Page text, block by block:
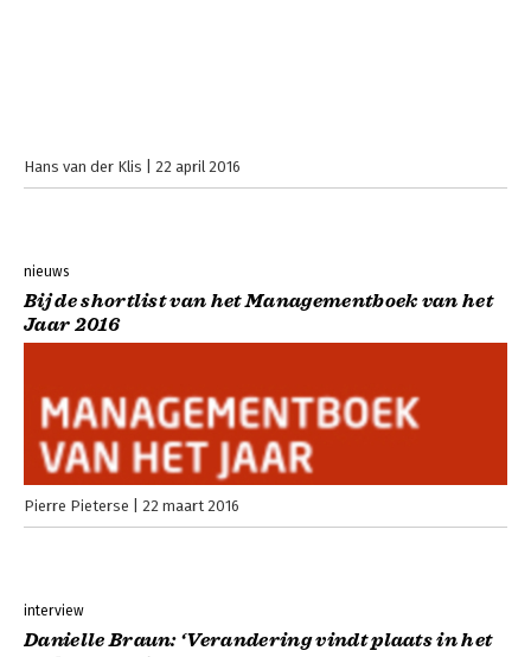
Hans van der Klis 22 april 2016
nieuws
Bij de shortlist van het Managementboek van het
Jaar 2016
Pierre Pieterse 22 maart 2016
interview
Danielle Braun: ‘Verandering vindt plaats in het